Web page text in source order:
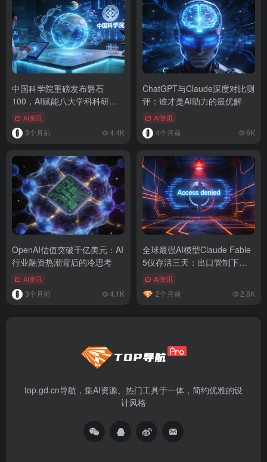
中国科学院重磅发布磐石
100，AI赋能八大学科科研突
破 AI资讯
3个月前 4.4K
ChatGPT与Claude深度对比测
评：谁才是AI助力的最优解
AI资讯
4个月前 6K
OpenAI估值突破千亿美元：AI
行业融资热潮背后的冷思考
AI资讯
3个月前 4.1K
全球最强AI模型Claude Fable
5仅存活三天：出口管制下的
「临时通行证」困局
AI资讯
2个月前 2.8K
top.gd.cn导航，集AI资源、热门工具于一体，简约优雅的设
计风格